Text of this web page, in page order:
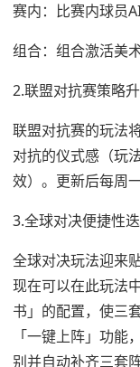
赛内：比赛内球员
组合：组合激活美
2.联盟对抗赛策略
联盟对抗赛的玩法
对抗的仪式感（玩
效）。更新后每周
3.全球对决便捷性
全球对决玩法迎来
现在可以在此玩法
书」的配置，使三
「一键上阵」功
别并自动补齐三套